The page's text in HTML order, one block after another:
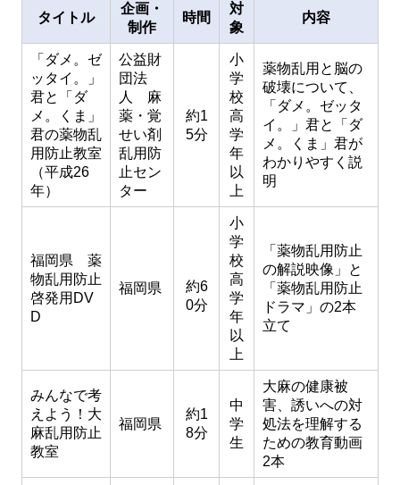
タイトル
企画・
制作
時間
対
象
内容
「ダメ。ゼ
ッタイ。」
君と「ダ
メ。くま」
君の薬物乱
用防止教室
（平成26
年）
公益財
団法
人 麻
薬・覚
せい剤
乱用防
止セン
ター
約1
5分
小
学
校
高
学
年
以
上
薬物乱用と脳の
破壊について、
「ダメ。ゼッタ
イ。」君と「ダ
メ。くま」君が
わかりやすく説
明
福岡県 薬
物乱用防止
啓発用DV
D
福岡県
約6
0分
小
学
校
高
学
年
以
上
「薬物乱用防止
の解説映像」と
「薬物乱用防止
ドラマ」の2本
立て
みんなで考
えよう！大
麻乱用防止
教室
福岡県
約1
8分
中
学
生
大麻の健康被
害、誘いへの対
処法を理解する
ための教育動画
2本